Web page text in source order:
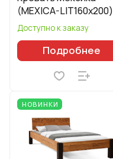
(MEXICA-LIT160х200)
Доступно к заказу
Подробнее
НОВИНКИ